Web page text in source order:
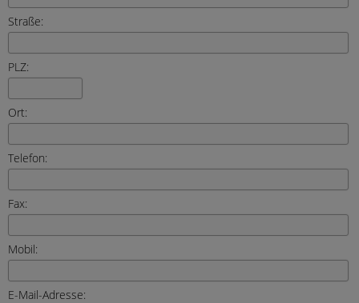
Straße:
PLZ:
Ort:
Telefon:
Fax:
Mobil:
E-Mail-Adresse: